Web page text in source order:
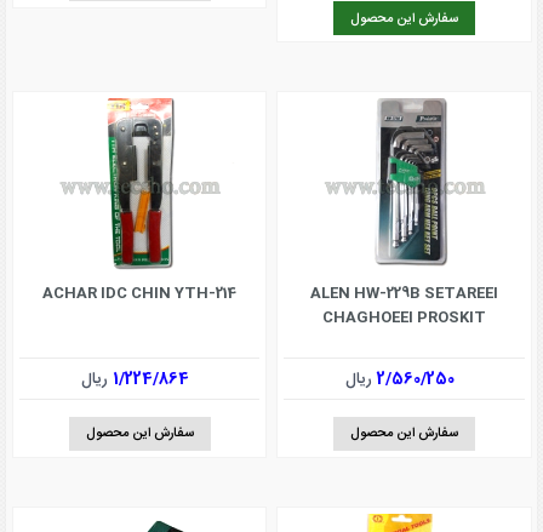
سفارش این محصول
ALEN HW-229B SETAREEI
CHAGHOEEI PROSKIT
2/560/250ریال
سفارش این محصول
ACHAR IDC CHIN YTH-214
1/224/864 ریال
سفارش این محصول